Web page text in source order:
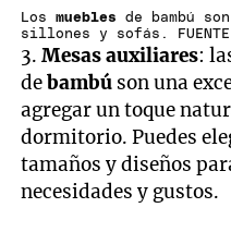
Los muebles de bambú
sillones y sofás. FUENTE:
3.Mesas auxiliares:
debambú son una
agregar un toque
dormitorio. Puedes
tamaños y diseños
necesidades y gustos.